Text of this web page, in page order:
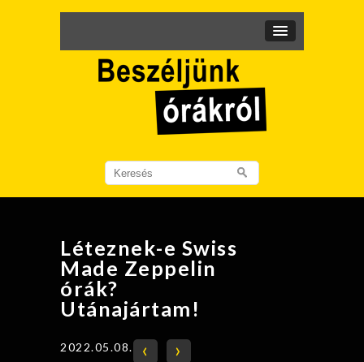
Search
for:
Léteznek-e Swiss
Made Zeppelin
órák?
Utánajártam!
2022.05.08. ‹ ›